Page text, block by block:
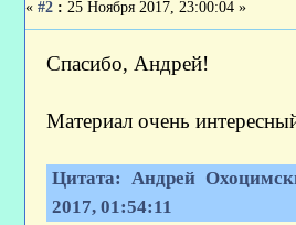
«#2 : 25 Ноября 2017, 23:00:04 »
Спасибо, Андрей!
Материал очень
Цитата: Андрей
2017, 01:54:11